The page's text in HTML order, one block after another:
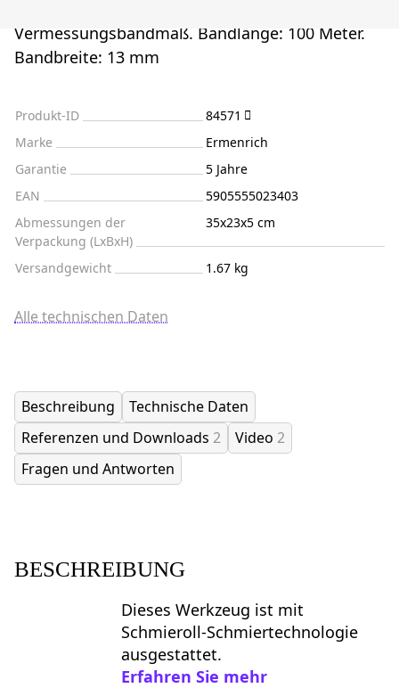
Vermessungsbandmaß. Bandlänge: 100 Meter.
Bandbreite: 13 mm
Produkt-ID
84571
Marke
Ermenrich
Garantie
5 Jahre
EAN
5905555023403
Abmessungen der
Verpackung (LxBxH)
35x23x5 cm
Versandgewicht 1.67 kg
Alle technischen Daten
Beschreibung
Technische Daten
Referenzen und Downloads 2 Video 2
Fragen und Antworten
BESCHREIBUNG
Dieses Werkzeug ist mit
Schmieroll-Schmiertechnologie
ausgestattet.
Erfahren Sie mehr